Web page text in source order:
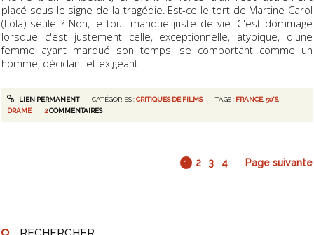
placé sous le signe de la tragédie. Est-ce le tort de Martine Carol
(Lola) seule ? Non, le tout manque juste de vie. C'est dommage
lorsque c'est justement celle, exceptionnelle, atypique, d'une
femme ayant marqué son temps, se comportant comme un
homme, décidant et exigeant.
LIEN PERMANENT CATÉGORIES :CRITIQUES DE FILMS TAGS : FRANCE,50'S,
DRAME
2COMMENTAIRES
1 2 3 4 Page suivante